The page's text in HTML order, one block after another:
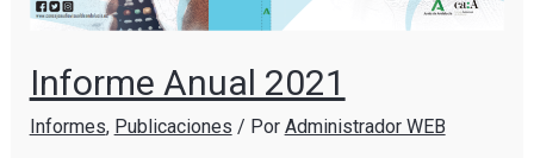
Informe Anual 2021
Informes, Publicaciones / Por Administrador WEB